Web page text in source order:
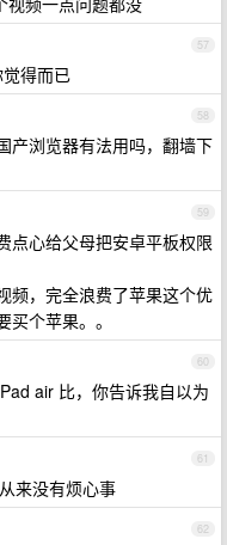
57
得而已
58
产浏览器有法用吗，翻墙下
59
点心给父母把安卓平板权限
频，完全浪费了苹果这个优
个苹果。。
60
air 比，你告诉我自以为
61
来没有烦心事
62